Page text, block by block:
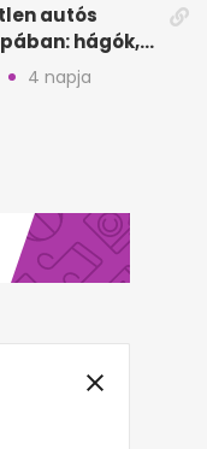
autós
hágók,
4 napja